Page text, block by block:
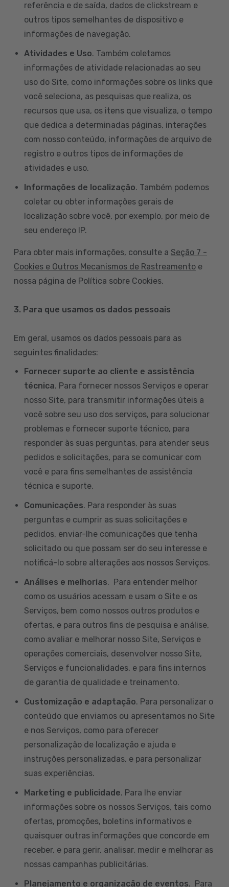
referência e de saída, dados de clickstream e
outros tipos semelhantes de dispositivo e
informações de navegação.
Atividades e Uso. Também coletamos
informações de atividade relacionadas ao seu
uso do Site, como informações sobre os links que
você seleciona, as pesquisas que realiza, os
recursos que usa, os itens que visualiza, o tempo
que dedica a determinadas páginas, interações
com nosso conteúdo, informações de arquivo de
registro e outros tipos de informações de
atividades e uso.
Informações de localização. Também podemos
coletar ou obter informações gerais de
localização sobre você, por exemplo, por meio de
seu endereço IP.
Para obter mais informações, consulte a Seção 7 -
Cookies e Outros Mecanismos de Rastreamento e
nossa página de Política sobre Cookies.
3. Para que usamos os dados pessoais
Em geral, usamos os dados pessoais para as
seguintes finalidades:
Fornecer suporte ao cliente e assistência
técnica. Para fornecer nossos Serviços e operar
nosso Site, para transmitir informações úteis a
você sobre seu uso dos serviços, para solucionar
problemas e fornecer suporte técnico, para
responder às suas perguntas, para atender seus
pedidos e solicitações, para se comunicar com
você e para fins semelhantes de assistência
técnica e suporte.
Comunicações. Para responder às suas
perguntas e cumprir as suas solicitações e
pedidos, enviar-lhe comunicações que tenha
solicitado ou que possam ser do seu interesse e
notificá-lo sobre alterações aos nossos Serviços.
Análises e melhorias. Para entender melhor
como os usuários acessam e usam o Site e os
Serviços, bem como nossos outros produtos e
ofertas, e para outros fins de pesquisa e análise,
como avaliar e melhorar nosso Site, Serviços e
operações comerciais, desenvolver nosso Site,
Serviços e funcionalidades, e para fins internos
de garantia de qualidade e treinamento.
Customização e adaptação. Para personalizar o
conteúdo que enviamos ou apresentamos no Site
e nos Serviços, como para oferecer
personalização de localização e ajuda e
instruções personalizadas, e para personalizar
suas experiências.
Marketing e publicidade. Para lhe enviar
informações sobre os nossos Serviços, tais como
ofertas, promoções, boletins informativos e
quaisquer outras informações que concorde em
receber, e para gerir, analisar, medir e melhorar as
nossas campanhas publicitárias.
Planejamento e organização de eventos. Para